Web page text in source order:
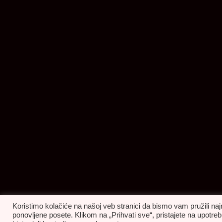
Koristimo kolačiće na našoj veb stranici da bismo vam pružili
ponovljene posete. Klikom na „Prihvati sve“, pristajete na